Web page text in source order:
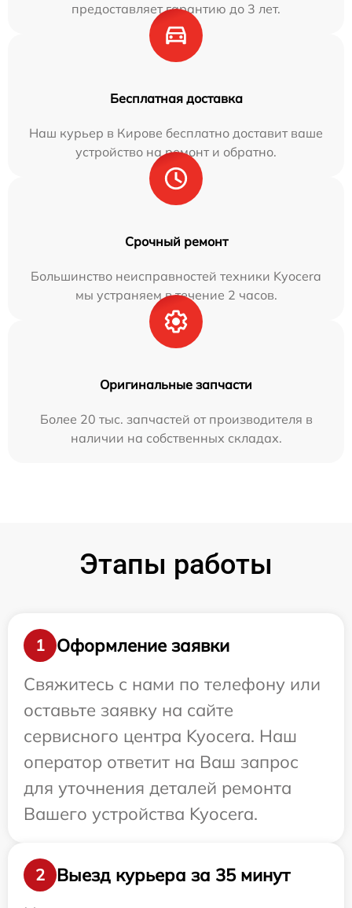
предоставляет гарантию до 3 лет.
Бесплатная доставка
Наш курьер в Кирове бесплатно доставит ваше
устройство на ремонт и обратно.
Срочный ремонт
Большинство неисправностей техники Kyocera
мы устраняем в течение 2 часов.
Оригинальные запчасти
Более 20 тыс. запчастей от производителя в
наличии на собственных складах.
Этапы работы
1
Оформление заявки
Свяжитесь с нами по телефону или
оставьте заявку на сайте
сервисного центра Kyocera. Наш
оператор ответит на Ваш запрос
для уточнения деталей ремонта
Вашего устройства Kyocera.
2
Выезд курьера за 35 минут